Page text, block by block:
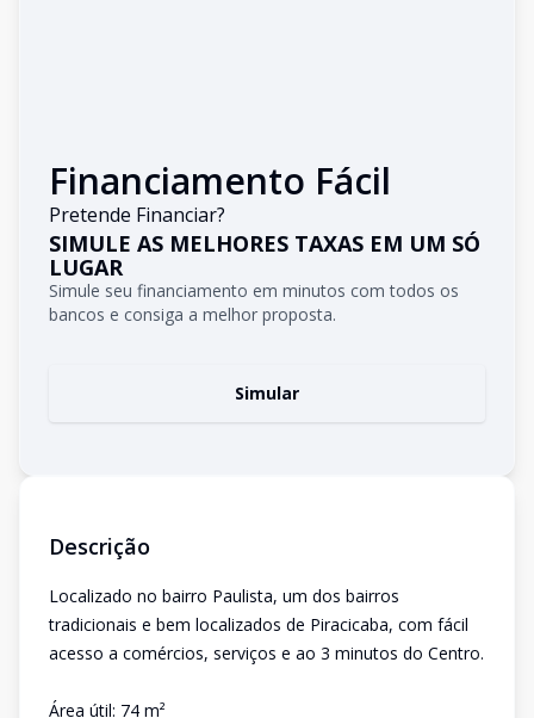
Financiamento Fácil
Pretende Financiar?
SIMULE AS MELHORES TAXAS EM UM SÓ
LUGAR
Simule seu financiamento em minutos com todos os
bancos e consiga a melhor proposta.
Simular
Descrição
Localizado no bairro Paulista, um dos bairros
tradicionais e bem localizados de Piracicaba, com fácil
acesso a comércios, serviços e ao 3 minutos do Centro.
Área útil: 74 m²